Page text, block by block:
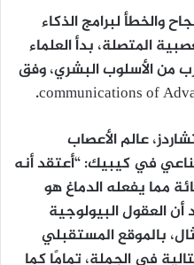
والخطأ لبرامج الذكاء
المتصلة، بدأ العلماء
من الأسلوب البشري، وفق
عالم الأعصاب
في كيبيك: “أعتقد أنه
شك في أن 90 بالمائة مما يفعله الدماغ هو
أن العقول البيولوجية
بالموقع المستقبلي
في الجملة، تمامًا كما